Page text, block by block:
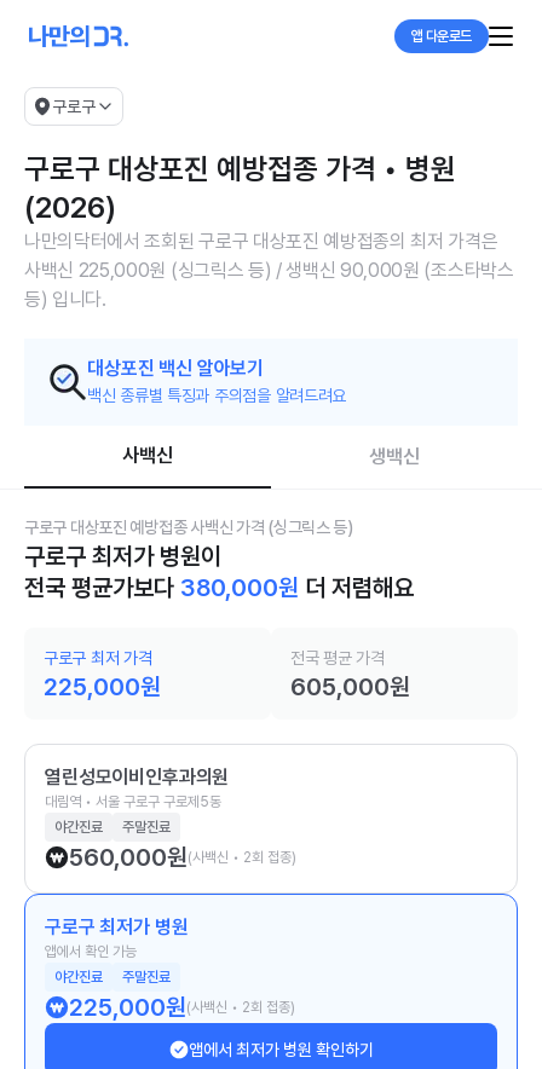
앱 다운로드
구로구
구로구 대상포진 예방접종 가격 • 병원
(2026)
나만의닥터에서 조회된 구로구 대상포진 예방접종의 최저 가격은
사백신 225,000원 (싱그릭스 등) / 생백신 90,000원 (조스타박스
등) 입니다.
대상포진 백신 알아보기
백신 종류별 특징과 주의점을 알려드려요
사백신 생백신
구로구 대상포진 예방접종 사백신 가격 (싱그릭스 등)
구로구 최저가 병원이
전국 평균가보다 380,000원 더 저렴해요
구로구 최저 가격
225,000원
전국 평균 가격
605,000원
열린성모이비인후과의원
대림역 • 서울 구로구 구로제5동
야간진료
주말진료
560,000원(사백신 • 2회 접종)
구로구 최저가 병원
앱에서 확인 가능
야간진료
주말진료
225,000원(사백신 • 2회 접종)
앱에서 최저가 병원 확인하기